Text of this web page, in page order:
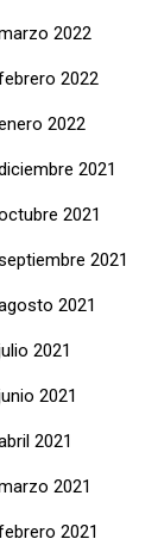
2022
2022
2022
2021
2021
2021
2021
2021
2021
2021
2021
2021